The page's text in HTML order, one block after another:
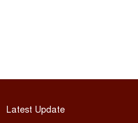
Latest Update